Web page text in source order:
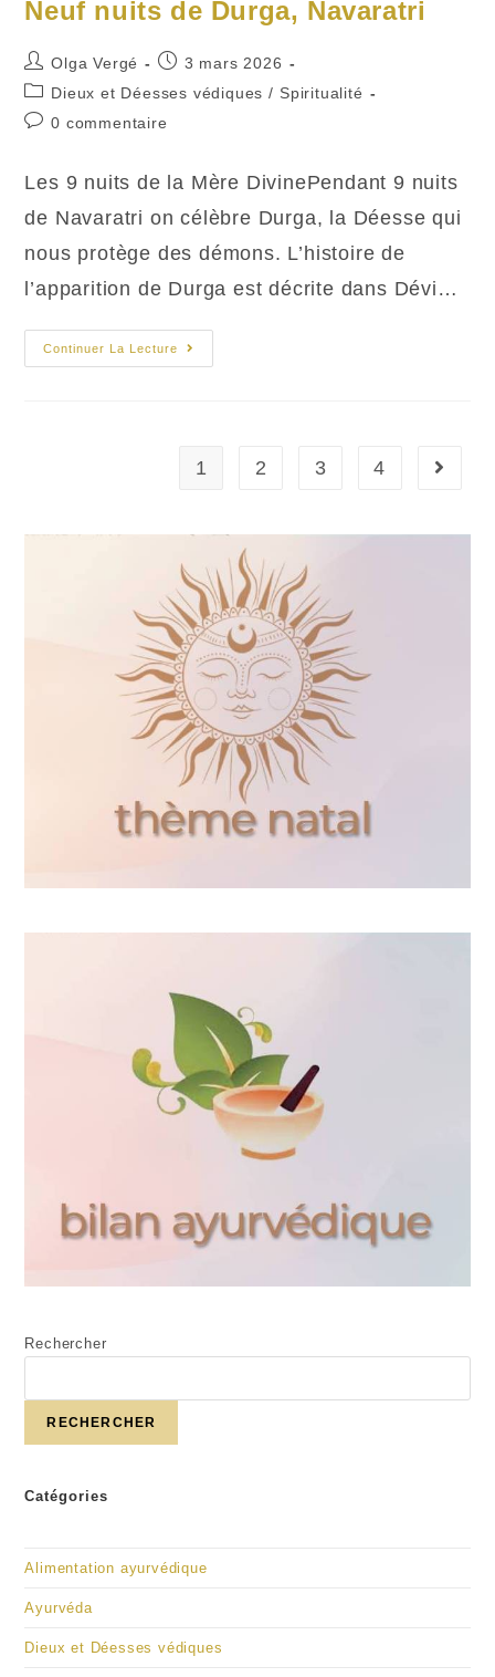
Neuf nuits de Durga, Navaratri
Auteur/autrice
de
publication :
Olga Vergé
Publication
publiée :
3 mars 2026
Post
category:
Dieux et Déesses védiques / Spiritualité
Commentaires
publication :
0 commentaire
Les 9 nuits de la Mère DivinePendant 9 nuits
de Navaratri on célèbre Durga, la Déesse qui
nous protège des démons. L’histoire de
l’apparition de Durga est décrite dans Dévi…
Continuer La Lecture
Neuf
Nuits
1 2 3 4 Aller à
Rechercher
RECHERCHER
Catégories
Alimentation ayurvédique
Ayurvéda
Dieux et Déesses védiques